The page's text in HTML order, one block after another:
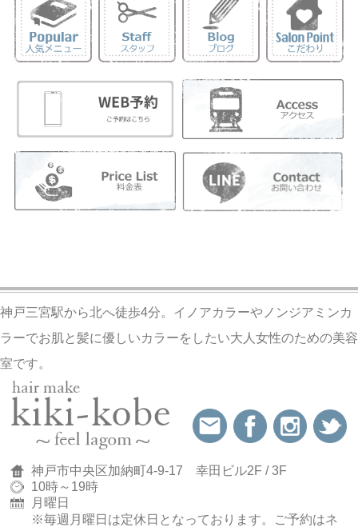
神戸三宮駅から北へ徒歩4分。イノアカラーやノンジアミンカ
ラーでお肌と髪に優しいカラーをしたい大人女性のための美容
室です。
神戸市中央区加納町4-9-17 幸田ビル2F / 3F
10時～19時
月曜日
※毎週月曜日は定休日となっております。
ご予約はネ